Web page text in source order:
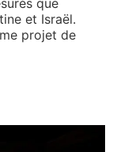
et Israël.
projet de